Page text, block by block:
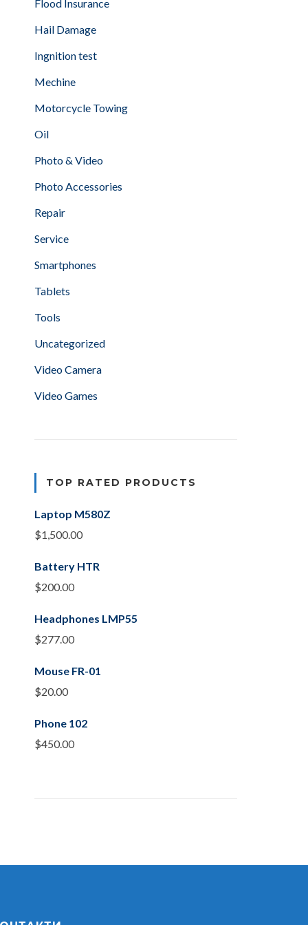
Flood Insurance
Hail Damage
Ingnition test
Mechine
Motorcycle Towing
Oil
Photo & Video
Photo Accessories
Repair
Service
Smartphones
Tablets
Tools
Uncategorized
Video Camera
Video Games
TOP RATED PRODUCTS
Laptop M580Z
$1,500.00
Battery HTR
$200.00
Headphones LMP55
$277.00
Mouse FR-01
$20.00
Phone 102
$450.00